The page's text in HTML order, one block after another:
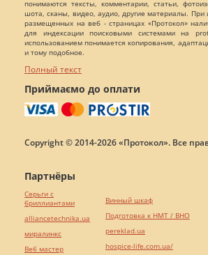
понимаются тексты, комментарии, статьи,
шота, сканы, видео, аудио, другие материалы. При
размещенных на веб - страницах «Протокол»
для индексации поисковыми системами на
использованием понимается копирования,
и тому подобное.
Полный текст
Приймаємо до оплати
Copyright © 2014-2026 «Протокол». Все
Партнёры
Серьги с
бриллиантами
alliancetechnika.ua
миралинкс
Веб мастер
Винный шкаф
Подготовка к НМТ / ВНО
pereklad.ua
hospice-life.com.ua/